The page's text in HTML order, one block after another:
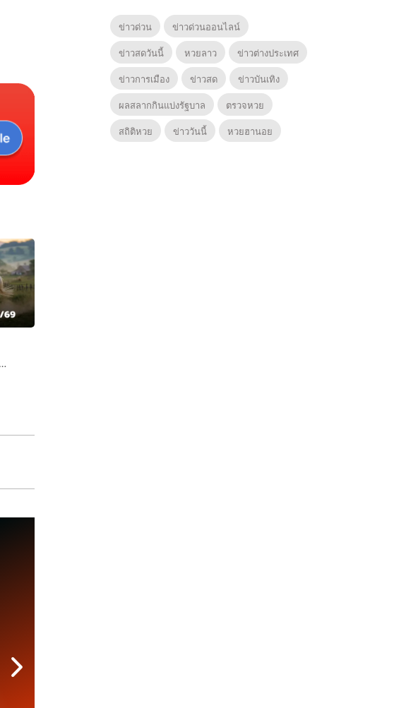
ข่าวด่วน
ข่าวด่วนออนไลน์
ข่าวสดวันนี้
หวยลาว
ข่าวต่างประเทศ
ข่าวการเมือง
ข่าวสด
ข่าวบันเทิง
ผลสลากกินแบ่งรัฐบาล
ตรวจหวย
สถิติหวย
ข่าววันนี้ หวยฮานอย